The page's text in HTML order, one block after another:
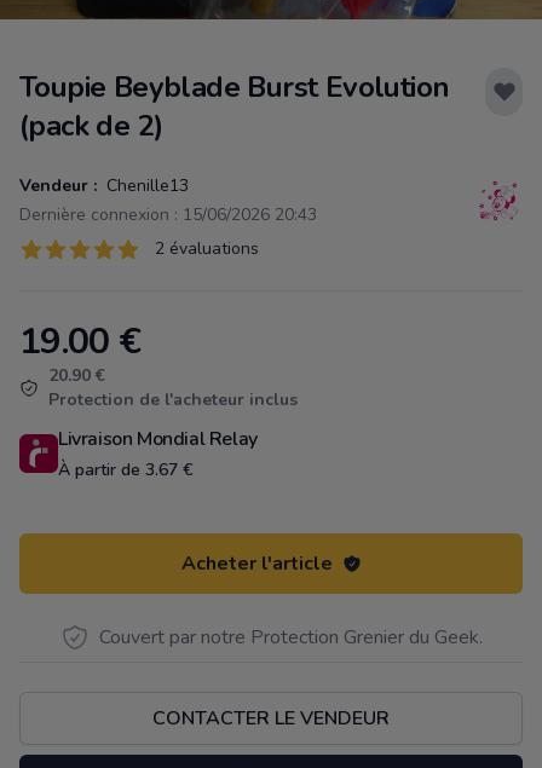
Toupie Beyblade Burst Evolution
(pack de 2)
Vendeur : Chenille13
Dernière connexion : 15/06/2026 20:43
Évaluations
2 sur 5 étoiles 2 évaluations
Product information
19.00 €
20.90 €
Protection de l'acheteur inclus
Livraison Mondial Relay
À partir de 3.67 €
Acheter l'article
Couvert par notre Protection Grenier du Geek.
CONTACTER LE VENDEUR